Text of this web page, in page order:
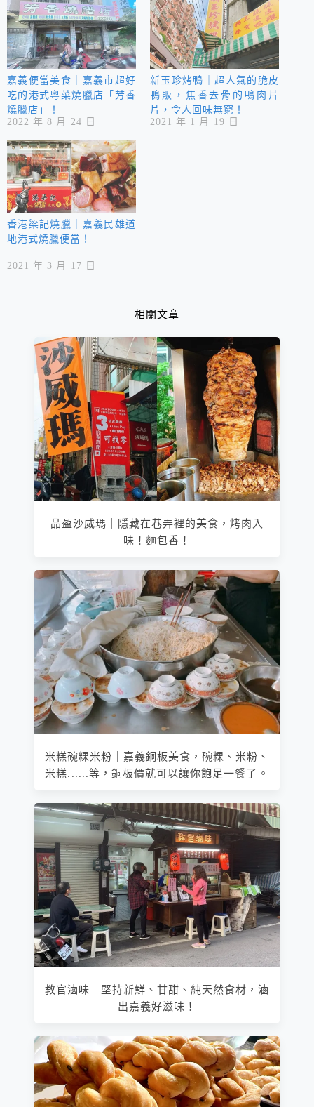
嘉義便當美食｜嘉義市超好
吃的港式粵菜燒臘店「芳香
燒臘店」！
2022 年 8 月 24 日
新玉珍烤鴨｜超人氣的脆皮
鴨販，焦香去骨的鴨肉片
片，令人回味無窮！
2021 年 1 月 19 日
香港梁記燒臘｜嘉義民雄道
地港式燒臘便當！
2021 年 3 月 17 日
相關文章
品盈沙威瑪｜隱藏在巷弄裡的美食，烤肉入
味！麵包香！
米糕碗粿米粉｜嘉義銅板美食，碗粿、米粉、
米糕......等，銅板價就可以讓你飽足一餐了。
教官滷味｜堅持新鮮、甘甜、純天然食材，滷
出嘉義好滋味！